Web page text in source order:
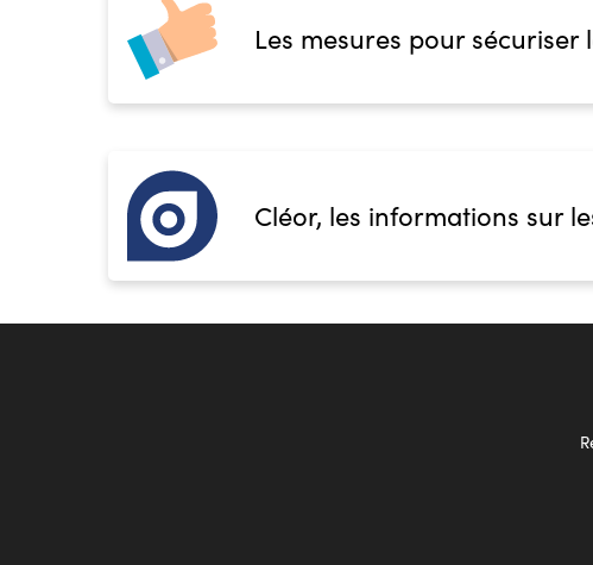
Les mesures pour sécuriser
Cléor, les informations sur